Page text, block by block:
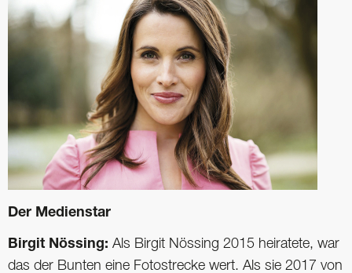
Der Medienstar
Birgit Nössing: Als Birgit Nössing 2015 heiratete, war
das der Bunten eine Fotostrecke wert. Als sie 2017 von